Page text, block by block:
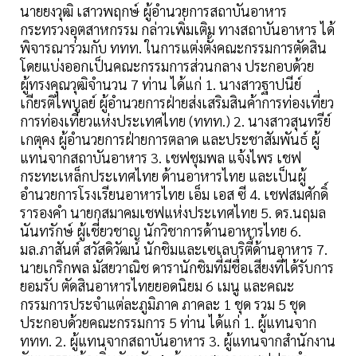
นายยงวุฒิ เสาวพฤกษ์ ผู้อำนวยการสถาบันอาหาร
กระทรวงอุตสาหกรรม กล่าวเพิ่มเติม ทางสถาบันอาหาร ได้
พิจารณาร่วมกับ ททท. ในการแต่งตั้งคณะกรรมการตัดสิน
โดยแบ่งออกเป็นคณะกรรมการส่วนกลาง ประกอบด้วย
ผู้ทรงคุณวุฒิจำนวน 7 ท่าน ได้แก่ 1. นางสาวฐาปนีย์
เกียรติไพบูลย์ ผู้อำนวยการฝ่ายส่งเสริมสินค้าการท่องเที่ยว
การท่องเที่ยวแห่งประเทศไทย (ททท.) 2. นางสาวสุนทรีย์
เกตุคง ผู้อำนวยการฝ่ายการตลาด และประชาสัมพันธ์ ผู้
แทนจากสถาบันอาหาร 3. เชฟชุมพล แจ้งไพร เชฟ
กระทะเหล็กประเทศไทย ด้านอาหารไทย และเป็นผู้
อำนวยการโรงเรียนอาหารไทย เอ็ม เอส ซี 4. เชฟสมศักดิ์
รารองคำ นายกสมาคมเชฟแห่งประเทศไทย 5. ดร.นฤมล
นันทรักษ์ ผู้เชี่ยวชาญ นักวิชาการด้านอาหารไทย 6.
มล.ภาสันต์ สวัสดิวัฒน์ นักชิมและเซเลบริตี้ด้านอาหาร 7.
นายเกริกพล มัสยวาณิช ดารานักชิมที่มีชื่อเสียงที่ได้รับการ
ยอมรับ ตัดสินอาหารไทยยอดนิยม 6 เมนู และคณะ
กรรมการประจำแต่ละภูมิภาค ภาคละ 1 ชุด รวม 5 ชุด
ประกอบด้วยคณะกรรมการ 5 ท่าน ได้แก่ 1. ผู้แทนจาก
ททท. 2. ผู้แทนจากสถาบันอาหาร 3. ผู้แทนจากสำนักงาน